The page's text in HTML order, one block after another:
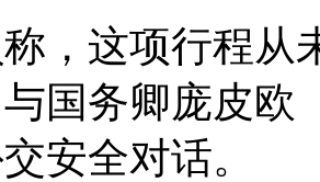
，这项行程从
国务卿庞皮欧
安全对话。